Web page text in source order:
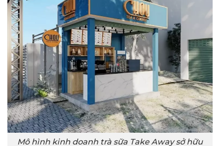
Mô hình kinh doanh trà sữa Take Away sở hữu